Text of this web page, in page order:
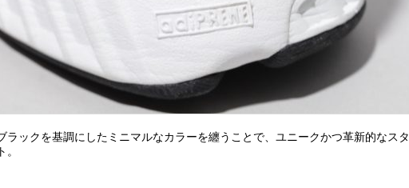
ラックを基調にしたミニマルなカラーを纏うことで、ユニークかつ革新的なスタ